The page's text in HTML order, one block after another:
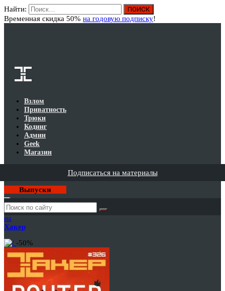
Найти:
Временная скидка 50% на годовую подписку!
Взлом
Приватность
Трюки
Кодинг
Админ
Geek
Магазин
Подписаться на материалы
Выпуски
Годовая
подписка
на
Хакер
-50%